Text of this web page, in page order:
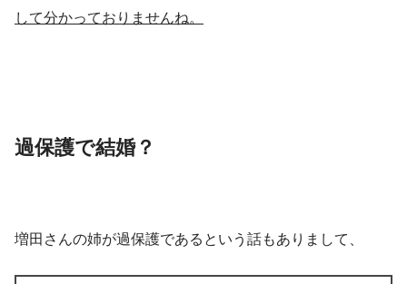
して分かっておりませんね。
過保護で結婚？
増田さんの姉が過保護であるという話もありまして、